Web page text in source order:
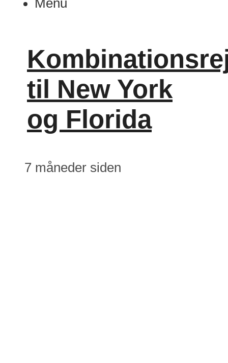
Menu
til New York
og Florida
7 måneder siden